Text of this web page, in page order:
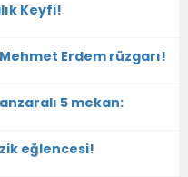
Keyfi!
Erdem rüzgarı!
5 mekan:
eğlencesi!